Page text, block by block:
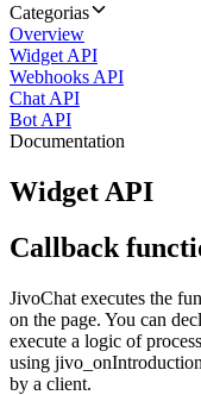
Categorias
Overview
Widget API
Webhooks API
Chat API
Bot API
Documentation
Widget API
Callback
JivoChat executes the
on the page. You can
execute a logic of
using
by a client.